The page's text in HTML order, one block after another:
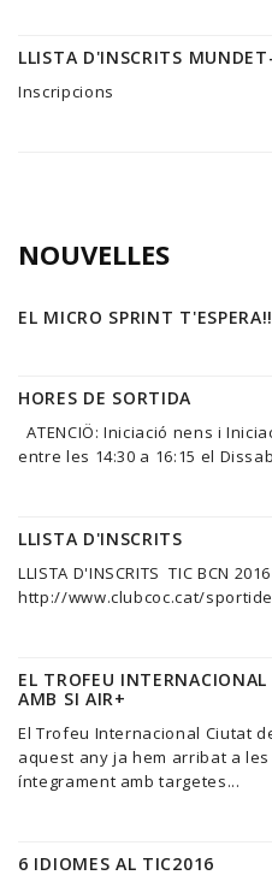
LLISTA D'INSCRITS
Inscripcions
NOUVELLES
EL MICRO SPRINT
HORES DE SORTIDA
ATENCIÖ: Iniciació nens i
entre les 14:30 a 16:15 el
LLISTA D'INSCRITS
LLISTA D'INSCRITS TIC BCN 2016
http://www.clubcoc.cat/
EL TROFEU
AMB SI AIR+
El Trofeu Internacional Ciutat
aquest any ja hem arribat a
íntegrament amb targetes...
6 IDIOMES AL TIC2016